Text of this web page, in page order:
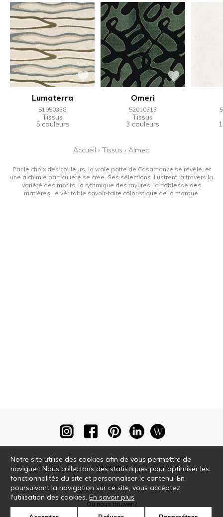
Lumaterra
51950338
Tissus
5 couleurs
Omeri
52010313
Tissus
3 couleurs
Accueil › Tissus › Almea
Par le choix des couleurs, la vraie patte de Casamance se révèle, et
une alchimie particulière se crée. Ses sélections illustrent, à travers la
variété des motifs, la rythmique des rayures, la noblesse des
matières, le véritable savoir-faire coloristique de la marque.
Newsletter
Contact
Où nous trouver ?
Notre site utilise des cookies afin de vous permettre de
naviguer. Nous collectons des statistiques pour optimiser les
fonctionnalités du site et personnaliser le contenu. En
poursuivant la navigation sur ce site, vous acceptez
l'utilisation des cookies.En savoir plus